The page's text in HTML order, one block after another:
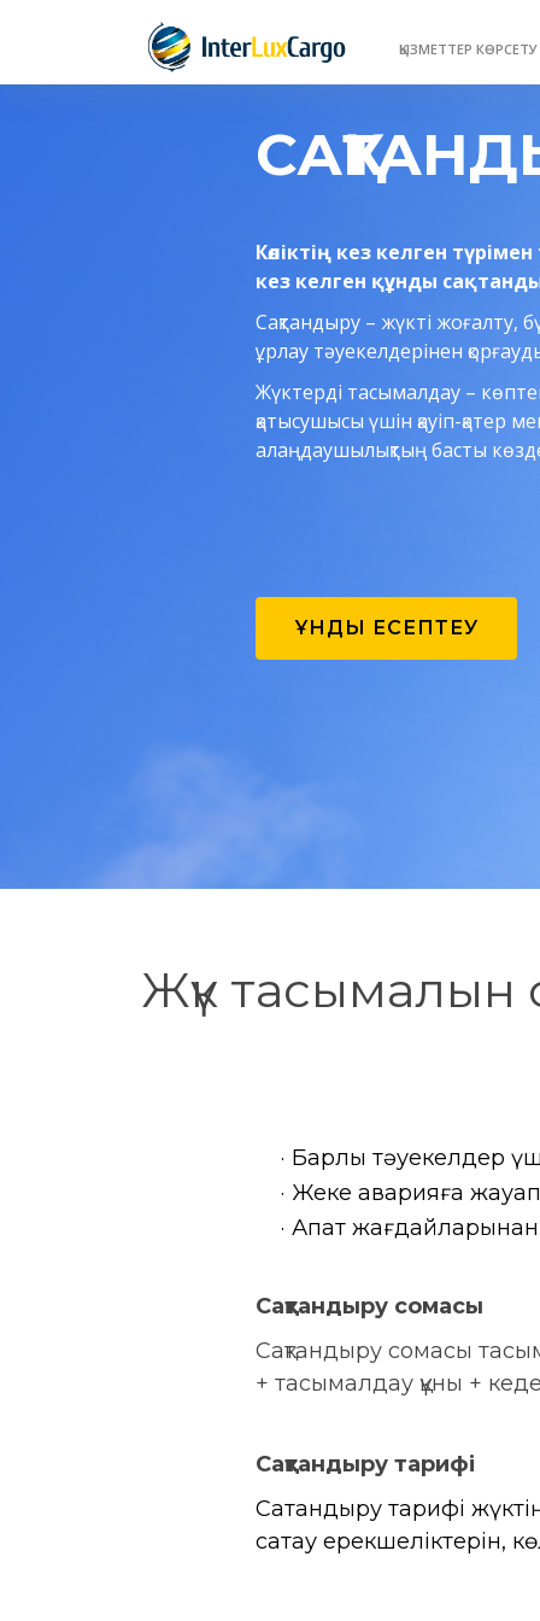
ҚЫЗМЕТТЕР КӨРСЕТУ
Көліктің кез келген
кез келген құнды
Сақтандыру – жүкті жоғалту,
ұрлау тәуекелдерінен
Жүктерді тасымалдау –
қатысушысы үшін қауіп-қатер
алаңдаушылықтың басты
ҚҰНДЫ ЕСЕПТЕУ
Жүк тасымалын
Барлық тәуекелдер
Жеке аварияға
Апат жағдайларынан
Сақтандыру сомасы
Сақтандыру сомасы
+ тасымалдау құны +
Сақтандыру тарифі
Сақтандыру тарифі
сақтау ерекшеліктерін,